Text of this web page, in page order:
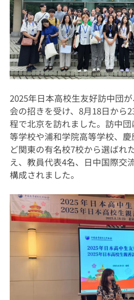
2025年日本高校生友好訪中団
会の招きを受け、8月18日から
程で北京を訪れました。訪中
等学校や浦和学院高等学校、
ど関東の有名校7校から選ばれ
え、教員代表4名、日中国際交
構成されました。